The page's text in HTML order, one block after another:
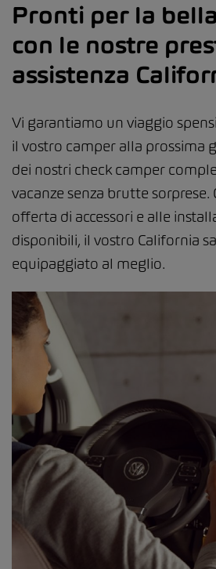
Pronti per la
con le nostre
assistenza
Vi garantiamo un viaggio
il vostro camper alla prossima
dei nostri check camper
vacanze senza brutte sorprese.
offerta di accessori e alle
disponibili, il vostro California
equipaggiato al meglio.